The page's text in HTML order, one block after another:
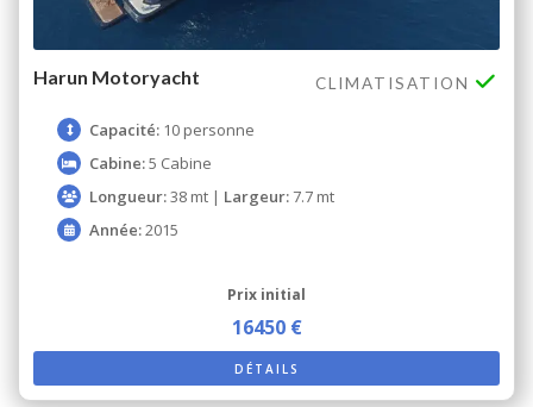
Harun Motoryacht CLIMATISATION
Capacité: 10 personne
Cabine:5 Cabine
Longueur:38 mt | Largeur:7.7 mt
Année:2015
Prix ​​initial
16450 €
DÉTAILS